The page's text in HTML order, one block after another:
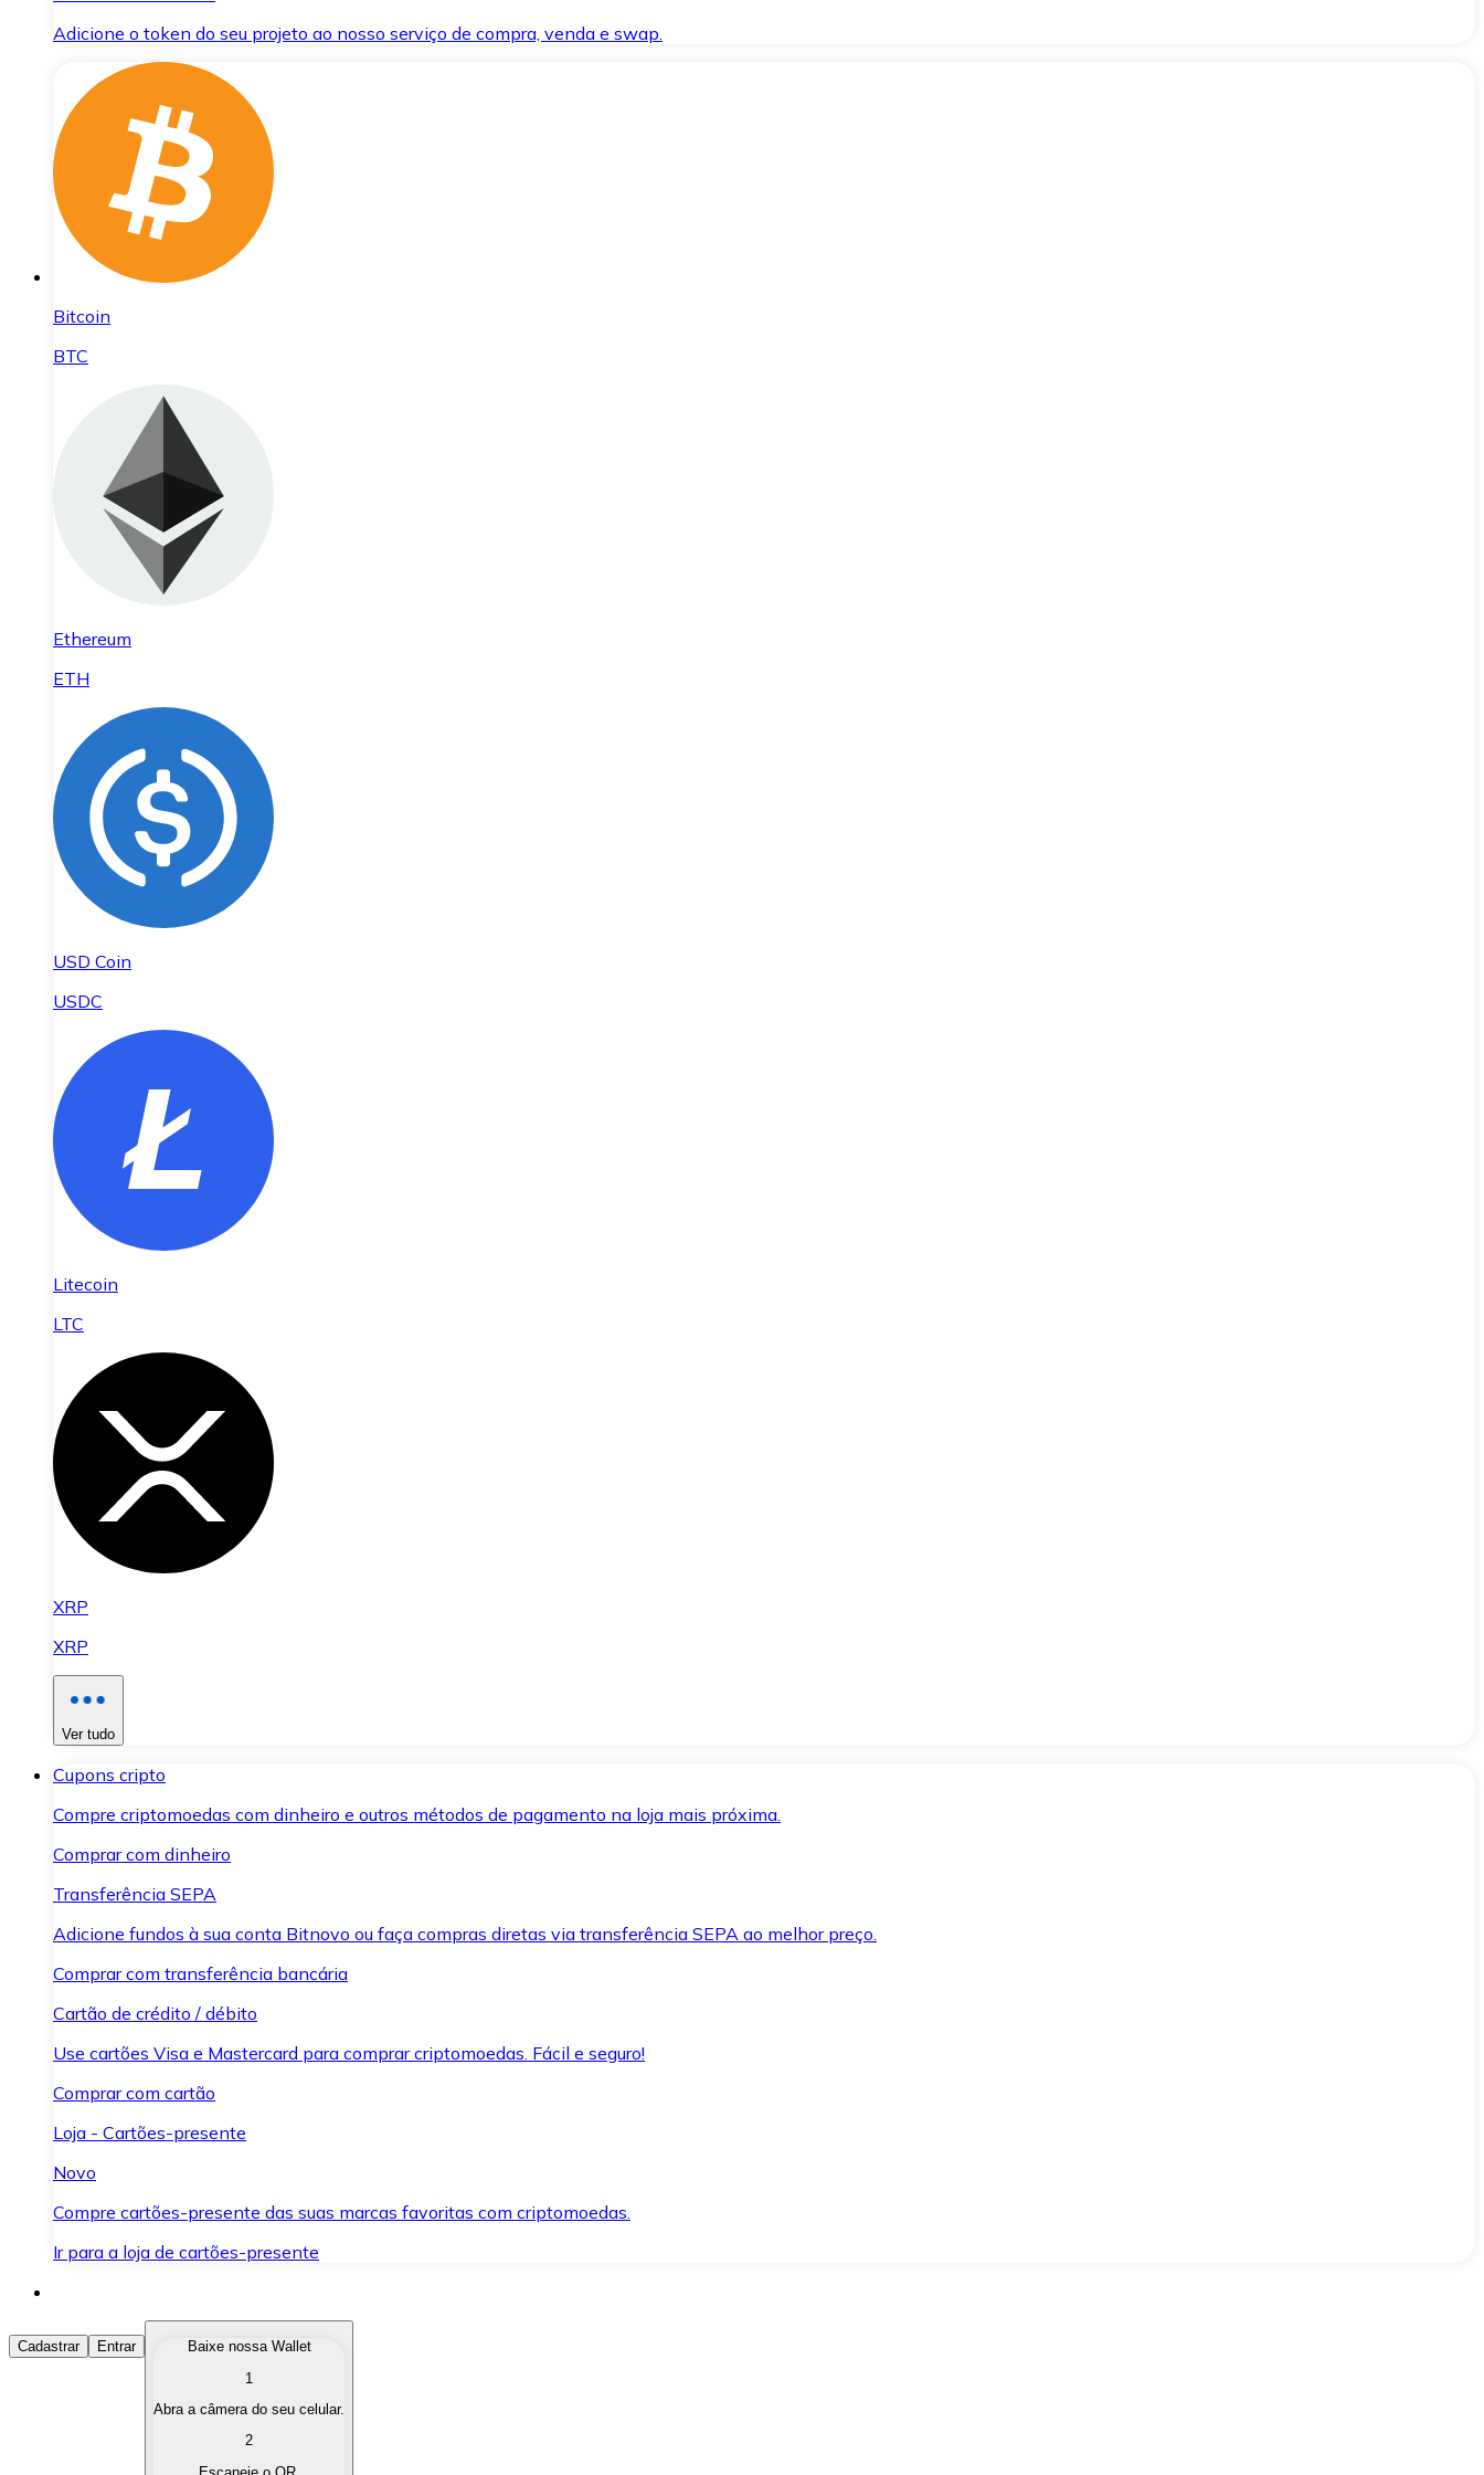
Adicione o token do seu projeto ao nosso serviço de compra, venda e swap.
Bitcoin
BTC
Ethereum
ETH
USD Coin
USDC
Litecoin
LTC
XRP
XRP
Ver tudo
Cupons cripto
Compre criptomoedas com dinheiro e outros métodos de pagamento na loja mais próxima.
Comprar com dinheiro
Transferência SEPA
Adicione fundos à sua conta Bitnovo ou faça compras diretas via transferência SEPA ao melhor preço.
Comprar com transferência bancária
Cartão de crédito / débito
Use cartões Visa e Mastercard para comprar criptomoedas. Fácil e seguro!
Comprar com cartão
Loja - Cartões-presente
Novo
Compre cartões-presente das suas marcas favoritas com criptomoedas.
Ir para a loja de cartões-presente
Comprar Criptomoedas
Compre as criptomoedas de seu interesse de forma rápida e segura.
Converta suas criptomoedas em moeda fiduciária quando precisar.
Cadastrar Entrar
Baixe nossa Wallet
1
Abra a câmera do seu celular.
2